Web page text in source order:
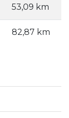
53,09 km
82,87 km